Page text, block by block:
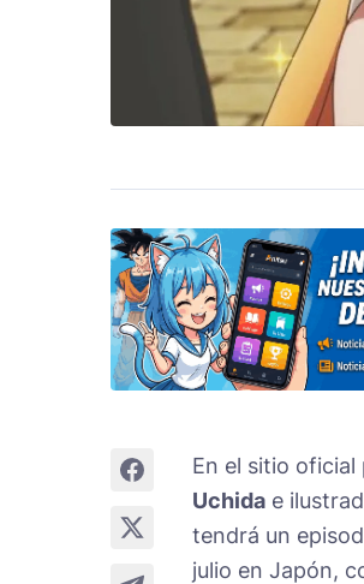
En el sitio oficial
Uchida e
tendrá un
julio en Japón,